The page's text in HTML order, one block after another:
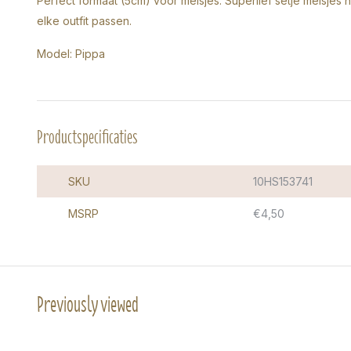
elke outfit passen.
Model: Pippa
Productspecificaties
SKU 10HS153741
MSRP €4,50
Previously viewed